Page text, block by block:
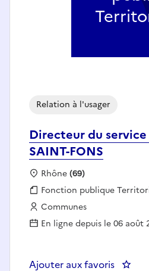
Directeur du
SAINT-FONS
Relation à l'usager
Localisation :
Rhône(69)
Fonction publique :
Fonction publique
Employeur :
Communes
En ligne depuis le 06 août
Ajouter aux favoris :